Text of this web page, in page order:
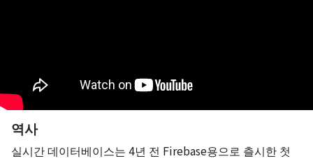
역사
실시간 데이터베이스는 4년 전 Firebase용으로 츨시한 첫